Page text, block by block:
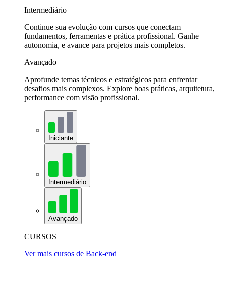
Intermediário
Continue sua evolução com cursos que conectam
fundamentos, ferramentas e prática profissional. Ganhe
autonomia, e avance para projetos mais completos.
Avançado
Aprofunde temas técnicos e estratégicos para enfrentar
desafios mais complexos. Explore boas práticas, arquitetura,
performance com visão profissional.
Iniciante
Intermediário
Avançado
CURSOS
Ver mais cursos de Back-end